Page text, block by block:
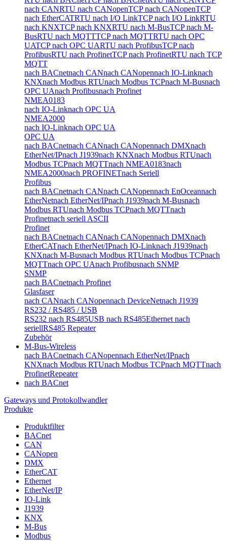
nach CANRTU nach CANopenTCP nach CANopenTCP
nach EtherCATRTU nach I/O LinkTCP nach I/O LinkRTU
nach KNXTCP nach KNXRTU nach M-BusTCP nach M-
BusRTU nach MQTTTCP nach MQTTRTU nach OPC
UATCP nach OPC UARTU nach ProfibusTCP nach
ProfibusRTU nach ProfinetTCP nach ProfinetRTU nach TCP
MQTT
nach BACnetnach CANnach CANopennach IO-Linknach
KNXnach Modbus RTUnach Modbus TCPnach M-Busnach
OPC UAnach Profibusnach Profinet
NMEA0183
nach IO-Linknach OPC UA
NMEA2000
nach IO-Linknach OPC UA
OPC UA
nach BACnetnach CANnach CANopennach DMXnach
EtherNet/IPnach J1939nach KNXnach Modbus RTUnach
Modbus TCPnach MQTTnach NMEA0183nach
NMEA2000nach PROFINETnach Seriell
Profibus
nach BACnetnach CANnach CANopennach EnOceannach
EtherNetnach EtherNet/IPnach J1939nach M-Busnach
Modbus RTUnach Modbus TCPnach MQTTnach
Profinetnach seriell ASCII
Profinet
nach BACnetnach CANnach CANopennach DMXnach
EtherCATnach EtherNet/IPnach IO-Linknach J1939nach
KNXnach M-Busnach Modbus RTUnach Modbus TCPnach
MQTTnach OPC UAnach Profibusnach SNMP
SNMP
nach BACnetnach Profinet
Glasfaser
nach CANnach CANopennach DeviceNetnach J1939
RS232 / RS485 / USB
RS232 nach RS485USB nach RS485Ethernet nach
seriellRS485 Repeater
Zubehör
M-Bus-Wireless
nach BACnetnach CANopennach EtherNet/IPnach
KNXnach Modbus RTUnach Modbus TCPnach MQTTnach
ProfinetRepeater
nach BACnet
Gateways und Protokollwandler
Produkte
Produktfilter
BACnet
CAN
CANopen
DMX
EtherCAT
Ethernet
EtherNet/IP
IO-Link
J1939
KNX
M-Bus
Modbus